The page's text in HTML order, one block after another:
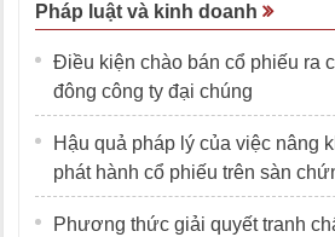
Pháp luật và kinh doanh
Điều kiện chào bán cổ phiếu ra
đông công ty đại chúng
Hậu quả pháp lý của việc nâng
phát hành cổ phiếu trên sàn
Phương thức giải quyết tranh